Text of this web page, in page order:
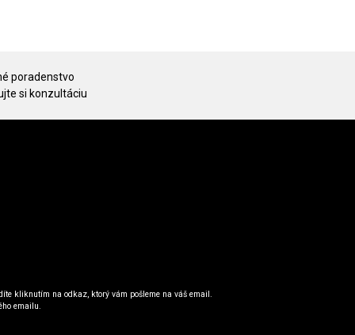
poradenstvo
si konzultáciu
kliknutím na odkaz, ktorý vám pošleme na váš email.
emailu.